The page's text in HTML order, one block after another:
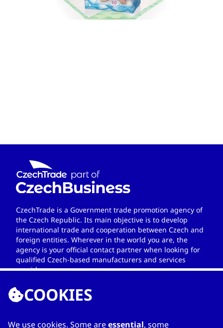
CzechTrade is a Government trade promotion agency of
the Czech Republic. Its main objective is to develop
international trade and cooperation between Czech and
foreign entities. Wherever in the world you are, the
agency is your official contact partner when looking for
qualified Czech-based manufacturers and services
providers.
COOKIES
We use cookies. Some areessential, some